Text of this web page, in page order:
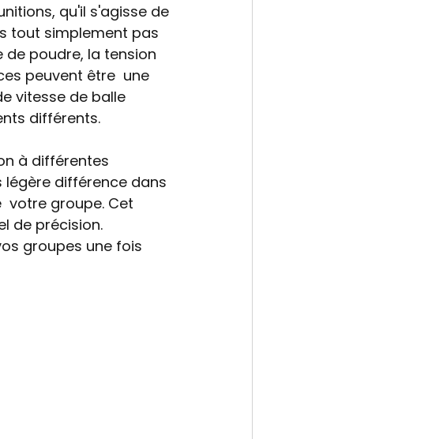
qu'il s'agisse de
tout simplement pas
de poudre, la tension
peuvent être  une
vitesse de balle
différents.
à différentes
différence dans
votre groupe. Cet
de précision.
groupes une fois